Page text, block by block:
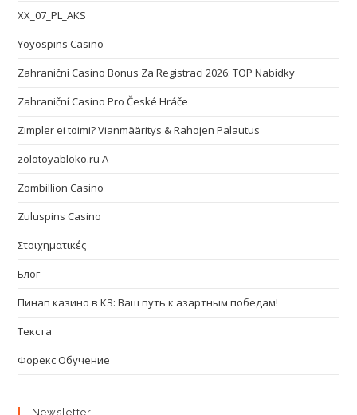
XX_07_PL_AKS
Yoyospins Casino
Zahraniční Casino Bonus Za Registraci 2026: TOP Nabídky
Zahraniční Casino Pro České Hráče
Zimpler ei toimi? Vianmääritys & Rahojen Palautus
zolotoyabloko.ru A
Zombillion Casino
Zuluspins Casino
Στοιχηματικές
Блог
Пинап казино в КЗ: Ваш путь к азартным победам!
Текста
Форекс Обучение
Newsletter